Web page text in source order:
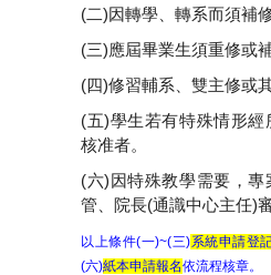
(二)因轉學、轉系而須補
(三)應屆畢業生須重修或
(四)修習輔系、雙主修或
(五)學生若有特殊情形
核准者。
(六) 因特殊教學需要，
管、院長(通識中心主任)
以上條件(一)~(三)系統申請登
(六)紙本申請報名依流程核章。